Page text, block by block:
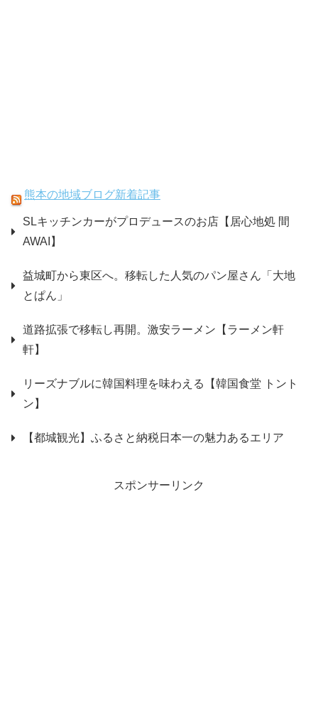
熊本の地域ブログ新着記事
SLキッチンカーがプロデュースのお店【居心地処 間
AWAI】
益城町から東区へ。移転した人気のパン屋さん「大地
とぱん」
道路拡張で移転し再開。激安ラーメン【ラーメン軒
軒】
リーズナブルに韓国料理を味わえる【韓国食堂 トント
ン】
【都城観光】ふるさと納税日本一の魅力あるエリア
スポンサーリンク